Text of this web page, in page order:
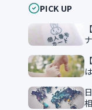
PICK UP